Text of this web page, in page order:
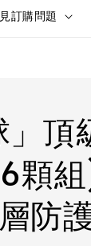
訂購問題
」頂
顆
防